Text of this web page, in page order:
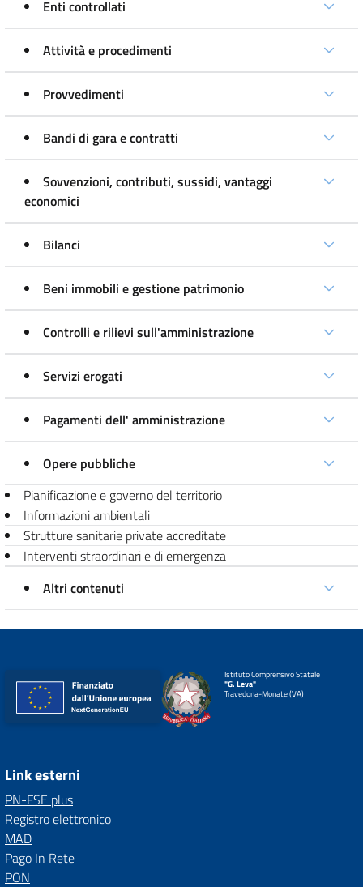
Enti controllati
Attività e procedimenti
Provvedimenti
Bandi di gara e contratti
Sovvenzioni, contributi, sussidi, vantaggi
economici
Bilanci
Beni immobili e gestione patrimonio
Controlli e rilievi sull'amministrazione
Servizi erogati
Pagamenti dell' amministrazione
Opere pubbliche
Pianificazione e governo del territorio
Informazioni ambientali
Strutture sanitarie private accreditate
Interventi straordinari e di emergenza
Altri contenuti
Istituto Comprensivo Statale
"G. Leva"
Travedona-Monate (VA)
Link esterni
PN-FSE plus
Registro elettronico
MAD
Pago In Rete
PON